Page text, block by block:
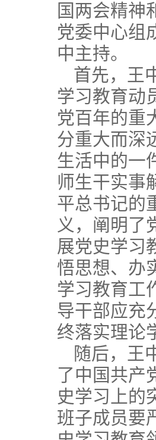
国两会精神
党委中心组
中主持。
首先，王
学习教育动
党百年的重
分重大而深
生活中的一
师生干实事
平总书记的
义，阐明了
展党史学习
悟思想、办
学习教育工
导干部应充
终落实理论
随后，王
了中国共产
史学习上的
班子成员要